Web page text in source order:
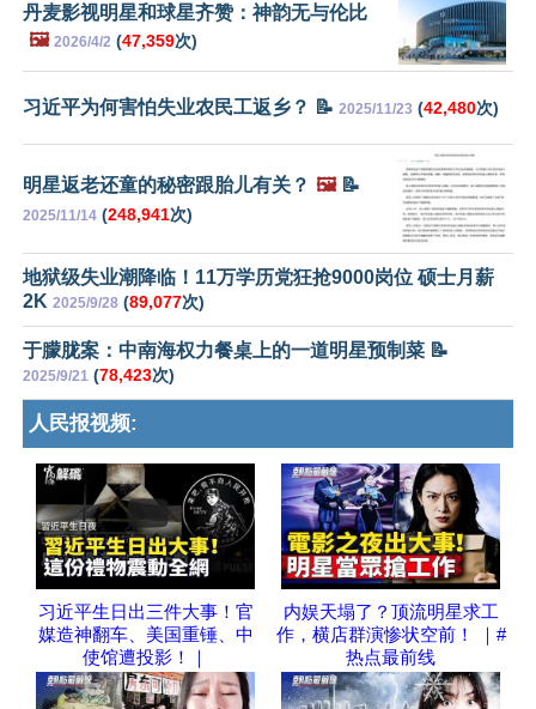
丹麦影视明星和球星齐赞：神韵无与伦比
🖼️ 2026/4/2 (47,359次)
习近平为何害怕失业农民工返乡？ 📝 2025/11/23 (42,480次)
明星返老还童的秘密跟胎儿有关？ 🖼️📝
2025/11/14 (248,941次)
地狱级失业潮降临！11万学历党狂抢9000岗位 硕士月薪
2K 2025/9/28 (89,077次)
于朦胧案：中南海权力餐桌上的一道明星预制菜 📝
2025/9/21 (78,423次)
人民报视频:
习近平生日出三件大事！官
媒造神翻车、美国重锤、中
使馆遭投影！｜
内娱天塌了？顶流明星求工
作，横店群演惨状空前！ ｜#
热点最前线